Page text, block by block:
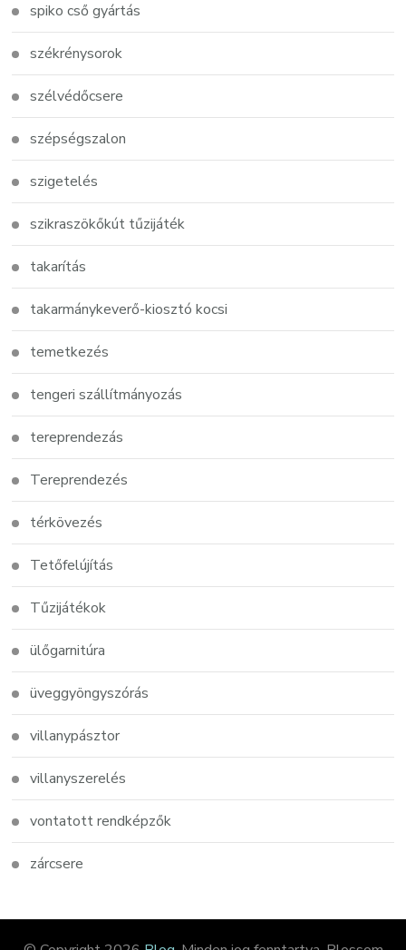
spiko cső gyártás
székrénysorok
szélvédőcsere
szépségszalon
szigetelés
szikraszökőkút tűzijáték
takarítás
takarmánykeverő-kiosztó kocsi
temetkezés
tengeri szállítmányozás
tereprendezás
Tereprendezés
térkövezés
Tetőfelújítás
Tűzijátékok
ülőgarnitúra
üveggyöngyszórás
villanypásztor
villanyszerelés
vontatott rendképzők
zárcsere